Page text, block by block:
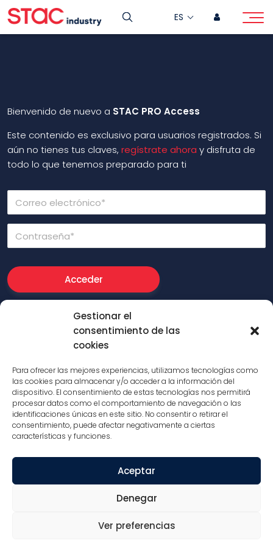
Gestionar el
consentimiento de las
cookies
Para ofrecer las mejores experiencias, utilizamos tecnologías como
las cookies para almacenar y/o acceder a la información del
dispositivo. El consentimiento de estas tecnologías nos permitirá
procesar datos como el comportamiento de navegación o las
identificaciones únicas en este sitio. No consentir o retirar el
consentimiento, puede afectar negativamente a ciertas
características y funciones.
Aceptar
Denegar
Ver preferencias
ES
Bienvenido de nuevo a STAC PRO Access
Este contenido es exclusivo para usuarios registrados. Si
aún no tienes tus claves, regístrate ahora y disfruta de
todo lo que tenemos preparado para ti
¿Has olvidado tu contraseña?
STAC Industry 2026. All rights reserved.
Política de privacidad
Aviso legal
Política de cookies
Síguenos en